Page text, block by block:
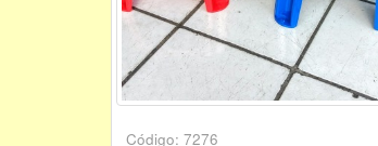
Código: 7276